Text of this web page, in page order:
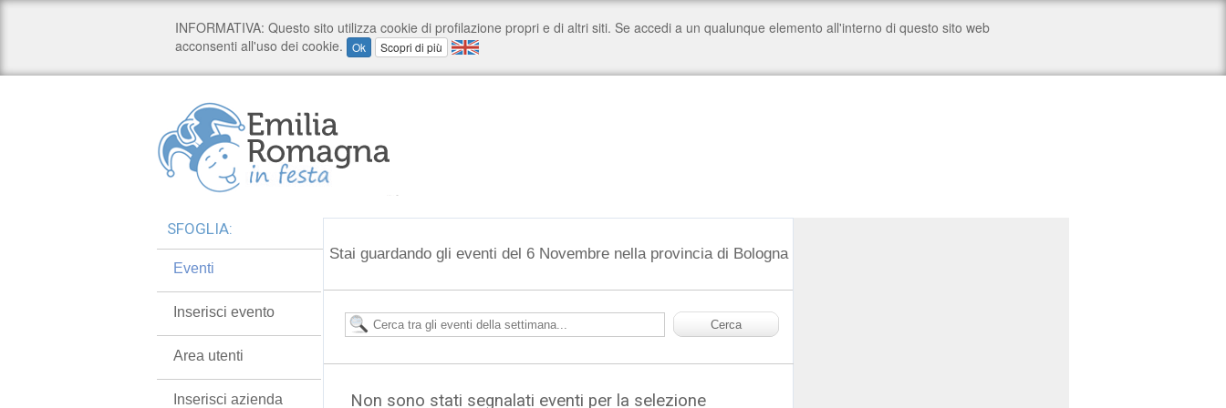
Stai guardando gli eventi del 6 Novembre nella provincia di Bologna
Non sono stati segnalati eventi per la selezione
SFOGLIA:
Eventi
Inserisci evento
Area utenti
Inserisci azienda